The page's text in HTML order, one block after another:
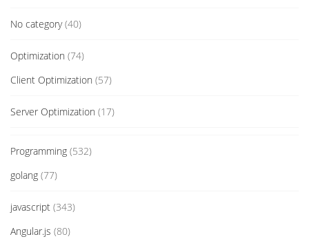
No category(40)
Optimization (74)
Client Optimization (57)
Server Optimization (17)
Programming (532)
golang (77)
javascript (343)
Angular.js (80)